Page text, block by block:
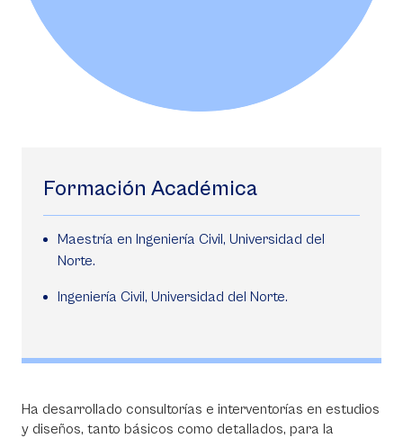
Formación Académica
Maestría en Ingeniería Civil, Universidad del
Norte.
Ingeniería Civil, Universidad del Norte.
Ha desarrollado consultorías e interventorías en estudios
y diseños, tanto básicos como detallados, para la